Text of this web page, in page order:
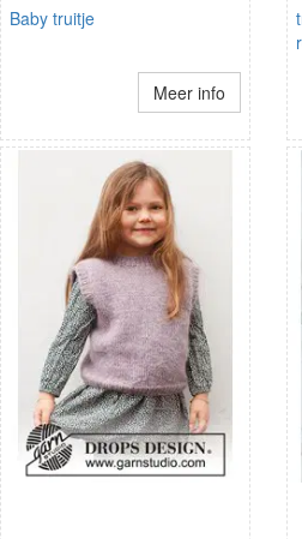
Baby truitje
Meer info